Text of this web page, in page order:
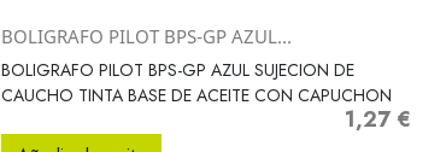
Vista rápida
BOLIGRAFO PILOT BPS-GP AZUL...
BOLIGRAFO PILOT BPS-GP AZUL SUJECION DE
CAUCHO TINTA BASE DE ACEITE CON CAPUCHON
Precio
1,27 €